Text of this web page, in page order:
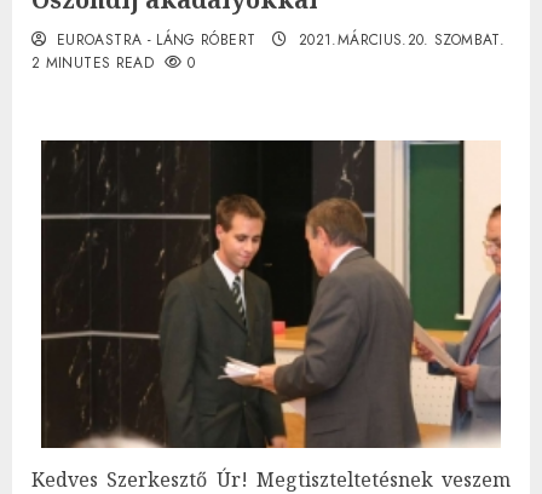
EUROASTRA - LÁNG RÓBERT
2021.MÁRCIUS.20. SZOMBAT.
2 MINUTES READ
0
Kedves Szerkesztő Úr! Megtiszteltetésnek veszem